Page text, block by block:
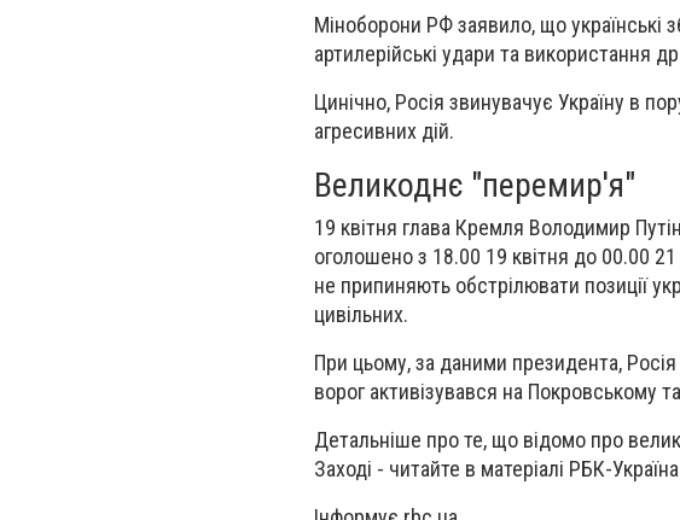
Міноборони РФ заявило, що українські
артилерійські удари та використання
Цинічно, Росія звинувачує Україну в
агресивних дій.
Великоднє "перемир'я"
19 квітня глава Кремля Володимир
оголошено з 18.00 19 квітня до 00.00
не припиняють обстрілювати позиції
цивільних.
При цьому, за даними президента,
ворог активізувався на Покровському
Детальніше про те, що відомо про
Заході - читайте в матеріалі РБК-